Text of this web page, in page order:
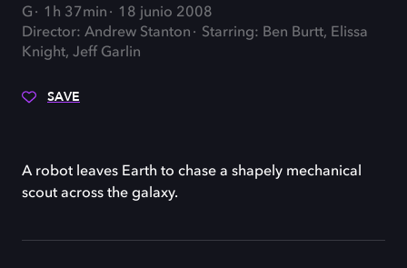
G 1h 37min
18 junio 2008
Director: Andrew Stanton
Starring: Ben Burtt, Elissa
Knight, Jeff Garlin
SAVE
A robot leaves Earth to chase a shapely mechanical
scout across the galaxy.